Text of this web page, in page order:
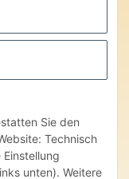
Sie den
Technisch
unten). Weitere
Wir weisen
Aussagen bzgl.
geistig) einzelner
anerkannt oder
Angaben
und langjähriger
Besuch beim Arzt